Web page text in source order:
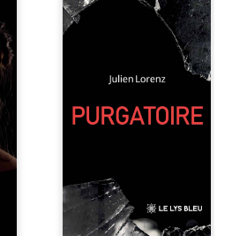
Vingt années
d’écriture, de
blessures,
d’émotions et de
pensées se
rencontrent dans
profondément
intime. Entre
poèmes bruts,
pamphlets et
réflexions
philosophiques,